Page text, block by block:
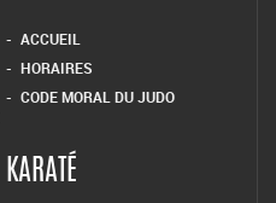
ACCUEIL
HORAIRES
CODE MORAL DU JUDO
KARATÉ